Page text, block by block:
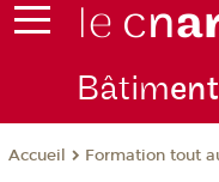
Bâtim
Accueil Formation tout